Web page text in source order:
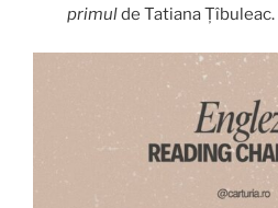
primulde Tatiana Țîbuleac.